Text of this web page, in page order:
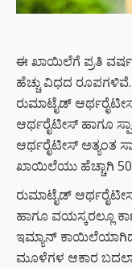
ಈ ಖಾಯಿಲೆಗೆ ಪ್ರತಿ
ಹೆಚ್ಚು ವಿಧದ
ರುಮಾಟೈಡ್
ಆರ್ಥರೈಟೀಸ್ ಹಾಗೂ
ಆರ್ಥರೈಟೀಸ್ ಅತ್ಯಂತ
ಖಾಯಿಲೆಯು ಹೆಚ್ಚಾಗಿ 50
ರುಮಾಟೈಡ್
ಹಾಗೂ ವಯಸ್ಕರಲ್ಲೂ
ಇಮ್ಯಾನ್
ಮೂಳೆಗಳ ಆಕಾರ